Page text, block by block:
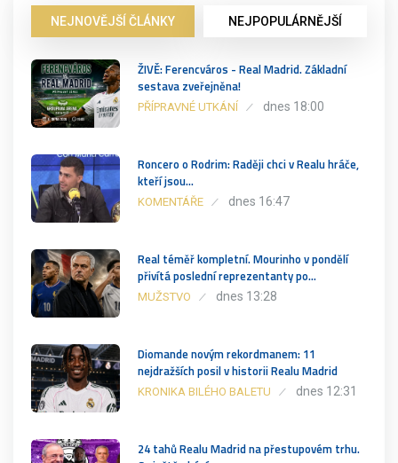
NEJNOVĚJŠÍ ČLÁNKY NEJPOPULÁRNĚJŠÍ
ŽIVĚ: Ferencváros - Real Madrid. Základní
sestava zveřejněna!
PŘÍPRAVNÉ UTKÁNÍ dnes 18:00
Roncero o Rodrim: Raději chci v Realu hráče,
kteří jsou…
KOMENTÁŘE dnes 16:47
Real téměř kompletní. Mourinho v pondělí
přivítá poslední reprezentanty po…
MUŽSTVO dnes 13:28
Diomande novým rekordmanem: 11
nejdražších posil v historii Realu Madrid
KRONIKA BILÉHO BALETU dnes 12:31
24 tahů Realu Madrid na přestupovém trhu.